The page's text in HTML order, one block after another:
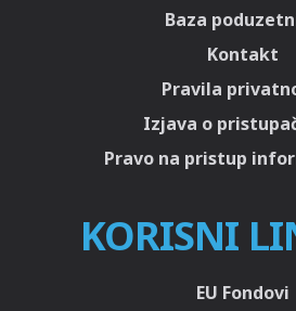
Baza
Kontakt
Pravila
Izjava o
Pravo na pristup
KORISNI
EU Fondovi